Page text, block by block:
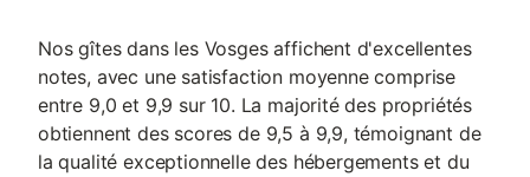
Nos gîtes dans les Vosges affichent d'excellentes
notes, avec une satisfaction moyenne comprise
entre 9,0 et 9,9 sur 10. La majorité des propriétés
obtiennent des scores de 9,5 à 9,9, témoignant de
la qualité exceptionnelle des hébergements et du